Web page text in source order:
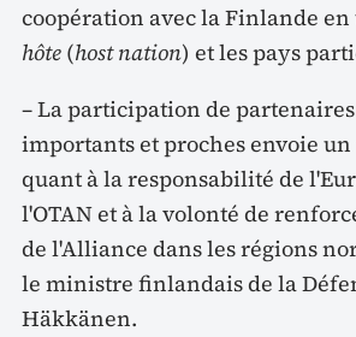
coopération avec la Finlande en
hôte (host nation) et les pays
– La participation de
importants et proches envoie un
quant à la responsabilité de
l'OTAN et à la volonté de
de l'Alliance dans les régions
le ministre finlandais de la
Häkkänen.